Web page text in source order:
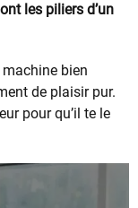
les piliers d’un
bien
de plaisir pur.
pour qu’il te le